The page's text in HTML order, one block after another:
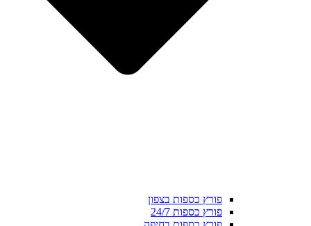
פורץ כספות בצפון
פורץ כספות 24/7